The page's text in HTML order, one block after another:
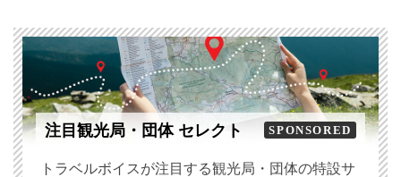
注目観光局・団体 セレクト SPONSORED
トラベルボイスが注目する観光局・団体の特設サ